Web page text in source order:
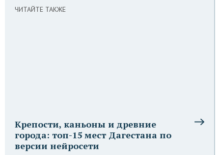
ЧИТАЙТЕ ТАКЖЕ
Крепости, каньоны и древние
города: топ-15 мест Дагестана по
версии нейросети